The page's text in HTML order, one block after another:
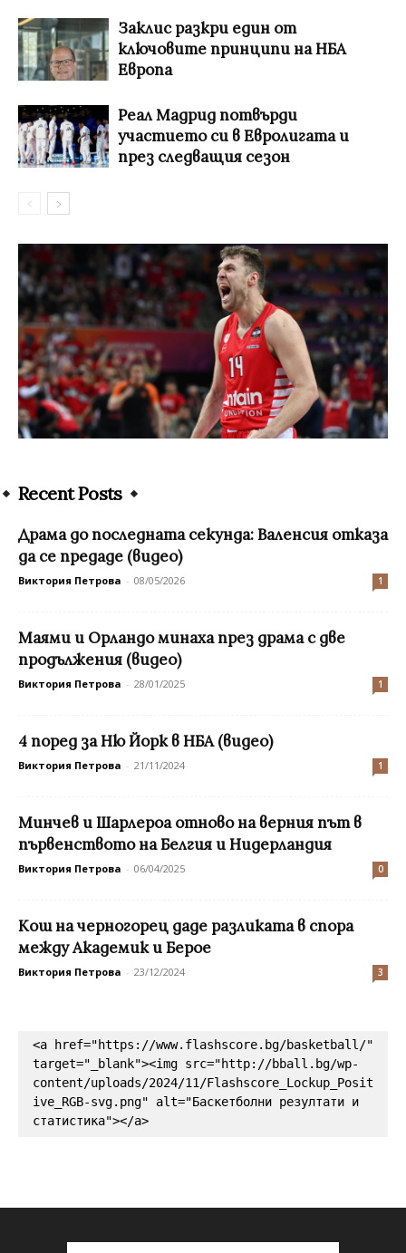
Заклис разкри един от
ключовите принципи на НБА
Европа
Реал Мадрид потвърди
участието си в Евролигата и
през следващия сезон
Recent Posts
Драма до последната секунда: Валенсия отказа
да се предаде (видео)
Виктория Петрова - 08/05/2026 1
Маями и Орландо минаха през драма с две
продължения (видео)
Виктория Петрова - 28/01/2025 1
4 поред за Ню Йорк в НБА (видео)
Виктория Петрова - 21/11/2024 1
Минчев и Шарлероа отново на верния път в
първенството на Белгия и Нидерландия
Виктория Петрова - 06/04/2025 0
Кош на черногорец даде разликата в спора
между Академик и Берое
Виктория Петрова - 23/12/2024 3
<a href="https://www.flashscore.bg/basketball/"
target="_blank"><img src="http://bball.bg/wp-
content/uploads/2024/11/Flashscore_Lockup_Posit
ive_RGB-svg.png" alt="Баскетболни резултати и
статистика"></a>